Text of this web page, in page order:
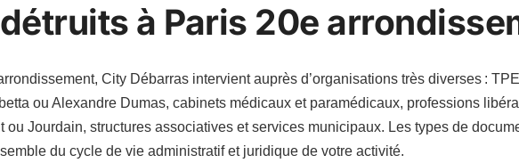
à Paris 20e
City Débarras intervient auprès d’organisations très diverses :
ou Alexandre Dumas, cabinets médicaux et paramédicaux, professions
ou Jourdain, structures associatives et services municipaux. Les types de
du cycle de vie administratif et juridique de votre activité.